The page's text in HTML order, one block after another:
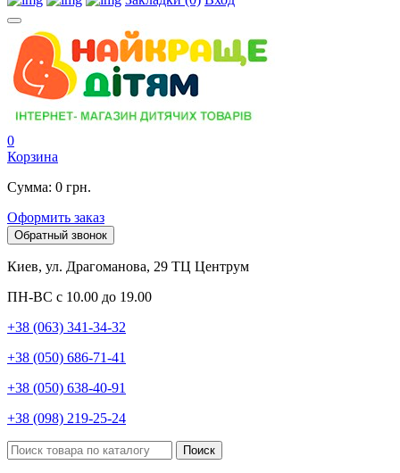
0
Корзина
Сумма: 0 грн.
Оформить заказ
Обратный звонок
Киев, ул. Драгоманова, 29 ТЦ Центрум
ПН-ВС с 10.00 до 19.00
+38 (063) 341-34-32
+38 (050) 686-71-41
+38 (050) 638-40-91
+38 (098) 219-25-24
Поиск